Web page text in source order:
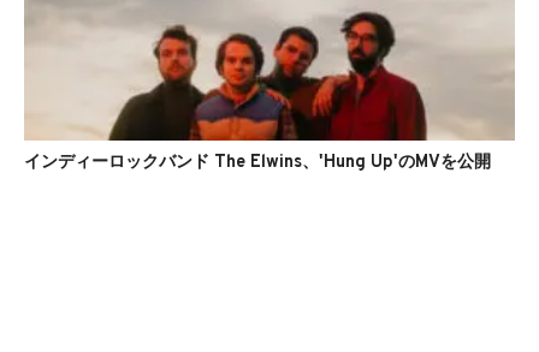
インディーロックバンド The Elwins、'Hung Up'のMVを公開